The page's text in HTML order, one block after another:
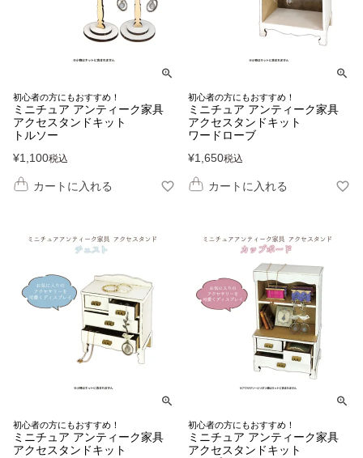
初心者の方にもおすすめ！
ミニチュア アンティーク家具
アクセスタンドキット
トルソー
¥1,100税込
カートに入れる
初心者の方にもおすすめ！
ミニチュア アンティーク家具
アクセスタンドキット
ワードローブ
¥1,650税込
カートに入れる
初心者の方にもおすすめ！
ミニチュア アンティーク家具
アクセスタンドキット
初心者の方にもおすすめ！
ミニチュア アンティーク家具
アクセスタンドキット